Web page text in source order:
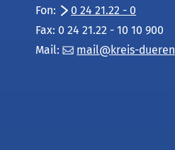
Fon:
0 24 21.22 - 0
Fax: 0 24 21.22 - 10 10 900
Mail:
mail kreis-dueren